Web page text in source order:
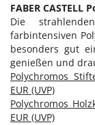
FABER
Die
farbintensiven
besonders gut
genießen und
Polychromos
EUR (UVP)
Polychromos
EUR (UVP)